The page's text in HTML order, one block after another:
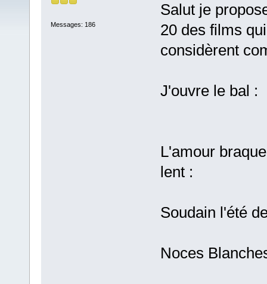
Messages: 186
Salut je
20 des films
considèrent
J'ouvre le bal :
L'amour
lent :
Soudain l'été
Noces